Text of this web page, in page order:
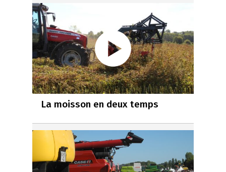
La moisson en deux temps